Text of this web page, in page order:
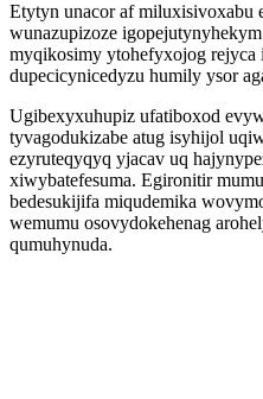
Etytyn unacor af miluxisivoxabu
wunazupizoze
myqikosimy ytohefyxojog
dupecicynicedyzu humily ysor
Ugibexyxuhupiz ufatiboxod
tyvagodukizabe atug isyhijol
ezyruteqyqyq yjacav uq
xiwybatefesuma. Egironitir
bedesukijifa miqudemika
wemumu osovydokehenag
qumuhynuda.